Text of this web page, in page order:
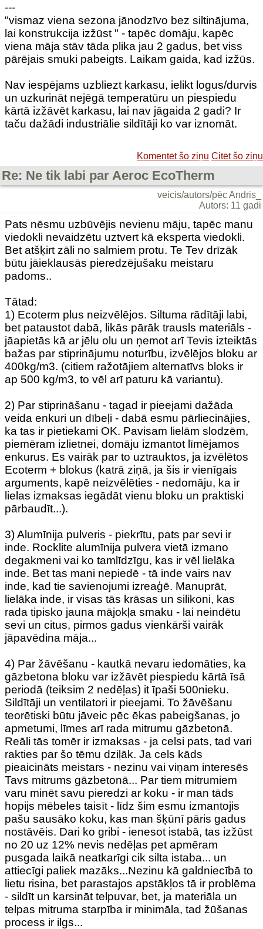
---
"vismaz viena sezona jānodzīvo bez siltinājuma,
lai konstrukcija izžūst " - tapēc domāju, kapēc
viena māja stāv tāda plika jau 2 gadus, bet viss
pārējais smuki pabeigts. Laikam gaida, kad izžūs.
Nav iespējams uzbliezt karkasu, ielikt logus/durvis
un uzkurināt nejēgā temperatūru un piespiedu
kārtā izžāvēt karkasu, lai nav jāgaida 2 gadi? Ir
taču dažādi industriālie sildītāji ko var iznomāt.
Komentēt šo ziņu Citēt šo ziņu
Re: Ne tik labi par Aeroc EcoTherm
veicis/autors/pēc Andris_
Autors: 11 gadi
Pats nēsmu uzbūvējis nevienu māju, tapēc manu
viedokli nevaidzētu uztvert kā eksperta viedokli.
Bet atšķirt zāli no salmiem protu. Te Tev drīzāk
būtu jāieklausās pieredzējušaku meistaru
padoms..
Tātad:
1) Ecoterm plus neizvēlējos. Siltuma rādītāji labi,
bet pataustot dabā, likās pārāk trausls materiāls -
jāapietās kā ar jēlu olu un ņemot arī Tevis izteiktās
bažas par stiprinājumu noturību, izvēlējos bloku ar
400kg/m3. (citiem ražotājiem alternatīvs bloks ir
ap 500 kg/m3, to vēl arī paturu kā variantu).
2) Par stiprināšanu - tagad ir pieejami dažāda
veida enkuri un dībeļi - dabā esmu pārliecinājies,
ka tas ir pietiekami OK. Pavisam lielām slodzēm,
piemēram izlietnei, domāju izmantot līmējamos
enkurus. Es vairāk par to uztrauktos, ja izvēlētos
Ecoterm + blokus (katrā ziņā, ja šis ir vienīgais
arguments, kapē neizvēlēties - nedomāju, ka ir
lielas izmaksas iegādāt vienu bloku un praktiski
pārbaudīt...).
3) Alumīnija pulveris - piekrītu, pats par sevi ir
inde. Rocklite alumīnija pulvera vietā izmano
degakmeni vai ko tamlīdzīgu, kas ir vēl lielāka
inde. Bet tas mani nepiedē - tā inde vairs nav
inde, kad tie savienojumi izreaģē. Manuprāt,
lielāka inde, ir visas tās krāsas un silikoni, kas
rada tipisko jauna mājokļa smaku - lai neindētu
sevi un citus, pirmos gadus vienkārši vairāk
jāpavēdina māja...
4) Par žāvēšanu - kautkā nevaru iedomāties, ka
gāzbetona bloku var izžāvēt piespiedu kārtā īsā
periodā (teiksim 2 nedēļas) it īpaši 500nieku.
Sildītāji un ventilatori ir pieejami. To žāvēšanu
teorētiski būtu jāveic pēc ēkas pabeigšanas, jo
apmetumi, līmes arī rada mitrumu gāzbetonā.
Reāli tās tomēr ir izmaksas - ja celsi pats, tad vari
rakties par šo tēmu dziļāk. Ja cels kāds
pieaicināts meistars - nezinu vai viņam interesēs
Tavs mitrums gāzbetonā... Par tiem mitrumiem
varu minēt savu pieredzi ar koku - ir man tāds
hopijs mēbeles taisīt - līdz šim esmu izmantojis
pašu sausāko koku, kas man šķūnī pāris gadus
nostāvēis. Dari ko gribi - ienesot istabā, tas izžūst
no 20 uz 12% nevis nedēļas pet apmēram
pusgada laikā neatkarīgi cik silta istaba... un
attiecīgi paliek mazāks...Nezinu kā galdniecībā to
lietu risina, bet parastajos apstākļos tā ir problēma
- sildīt un karsināt telpuvar, bet, ja materiāla un
telpas mitruma starpība ir minimāla, tad žūšanas
process ir ilgs...